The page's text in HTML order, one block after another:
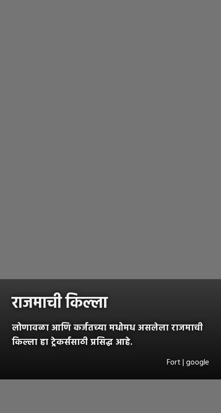
राजमाची किल्ला
लोणावळा आणि कर्जतच्या मधोमध असलेला राजमाची
किल्ला हा ट्रेकर्ससाठी प्रसिद्ध आहे.
Fort | google